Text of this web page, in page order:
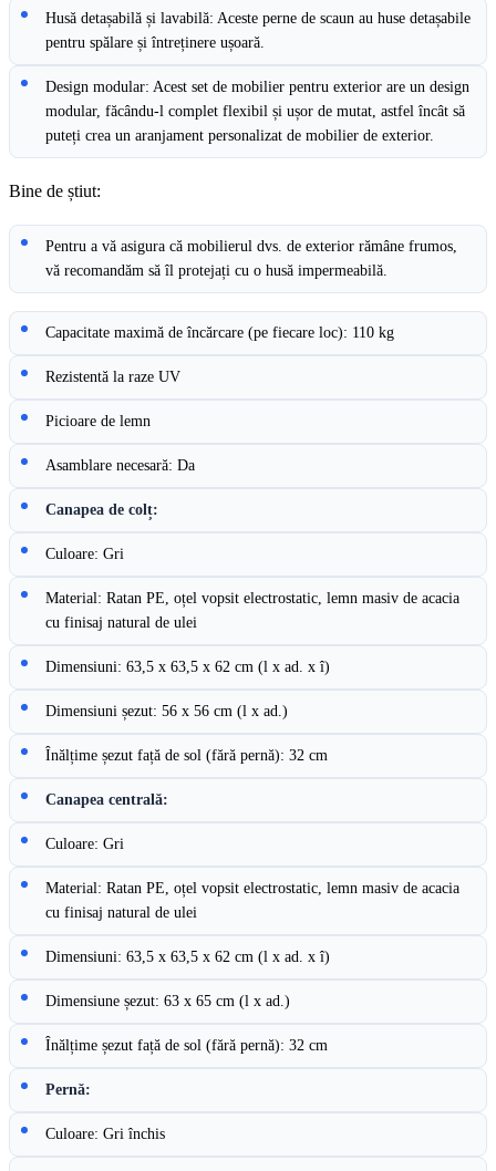
Husă detașabilă și lavabilă: Aceste perne de scaun au huse detașabile
pentru spălare și întreținere ușoară.
Design modular: Acest set de mobilier pentru exterior are un design
modular, făcându-l complet flexibil și ușor de mutat, astfel încât să
puteți crea un aranjament personalizat de mobilier de exterior.
Bine de știut:
Pentru a vă asigura că mobilierul dvs. de exterior rămâne frumos,
vă recomandăm să îl protejați cu o husă impermeabilă.
Capacitate maximă de încărcare (pe fiecare loc): 110 kg
Rezistentă la raze UV
Picioare de lemn
Asamblare necesară: Da
Canapea de colț:
Culoare: Gri
Material: Ratan PE, oțel vopsit electrostatic, lemn masiv de acacia
cu finisaj natural de ulei
Dimensiuni: 63,5 x 63,5 x 62 cm (l x ad. x î)
Dimensiuni șezut: 56 x 56 cm (l x ad.)
Înălțime șezut față de sol (fără pernă): 32 cm
Canapea centrală:
Culoare: Gri
Material: Ratan PE, oțel vopsit electrostatic, lemn masiv de acacia
cu finisaj natural de ulei
Dimensiuni: 63,5 x 63,5 x 62 cm (l x ad. x î)
Dimensiune șezut: 63 x 65 cm (l x ad.)
Înălțime șezut față de sol (fără pernă): 32 cm
Pernă:
Culoare: Gri închis